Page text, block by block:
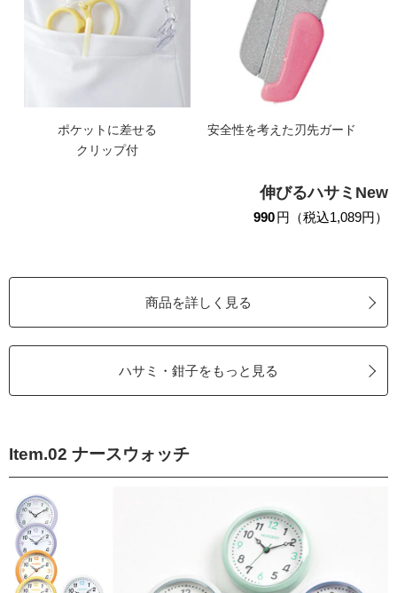
ポケットに差せる
クリップ付
安全性を考えた刃先ガード
伸びるハサミNew
990円（税込1,089円）
商品を詳しく見る
ハサミ・鉗子をもっと見る
Item.02 ナースウォッチ